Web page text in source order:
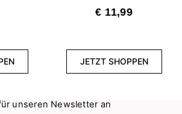
€ 11,99
JETZT SHOPPEN